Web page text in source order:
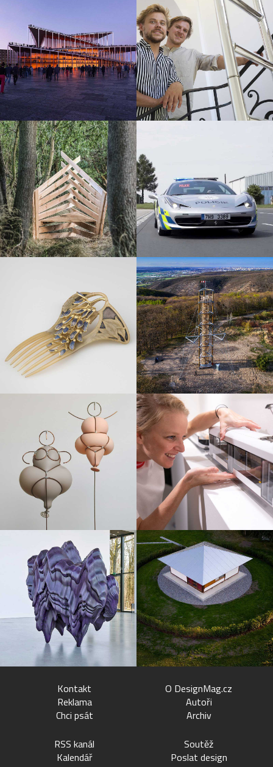
Kontakt
Reklama
Chci psát
O DesignMag.cz
Autoři
Archiv
RSS kanál
Kalendář
Soutěž
Poslat design